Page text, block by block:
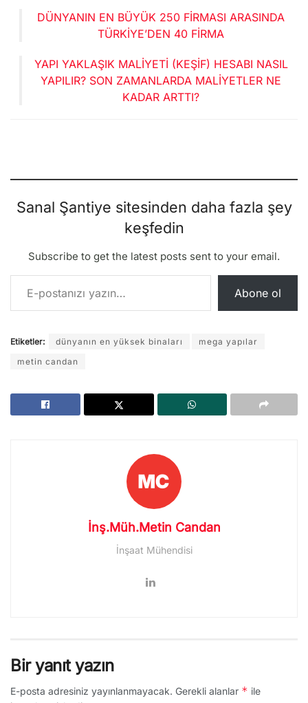
DÜNYANIN EN BÜYÜK 250 FIRMASI ARASINDA
TÜRKIYE’DEN 40 FIRMA
YAPI YAKLAŞIK MALIYETI (KEŞIF) HESABI NASIL
YAPILIR? SON ZAMANLARDA MALIYETLER NE
KADAR ARTTI?
Sanal Şantiye sitesinden daha fazla şey
keşfedin
Subscribe to get the latest posts sent to your email.
E-postanızı yazın…
Abone ol
Etiketler: dünyanın en yüksek binaları
mega yapılar
metin candan
İnş.Müh.Metin Candan
İnşaat Mühendisi
Bir yanıt yazın
E-posta adresiniz yayınlanmayacak. Gerekli alanlar * ile